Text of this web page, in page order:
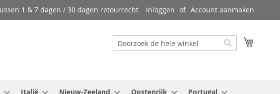
1 & 7 dagen / 30 dagen retourrecht Inloggen Account aanmaken
Zoek
Italië Nieuw-Zeeland Oostenrijk Portugal